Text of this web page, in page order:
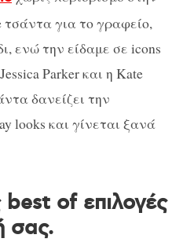
τσάντα για το γραφείο,
ενώ την είδαμε σε icons
Parker και η Kate
δανείζει την
looks και γίνεται ξανά
of επιλογές
σας.